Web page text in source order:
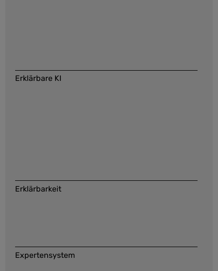
Erklärbare KI
Erklärbarkeit
Expertensystem